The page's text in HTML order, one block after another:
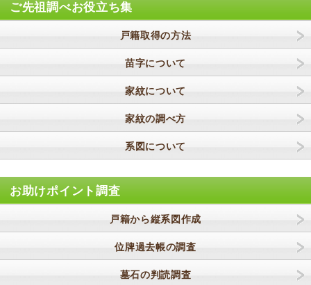
ご先祖調べお役立ち集
戸籍取得の方法
苗字について
家紋について
家紋の調べ方
系図について
お助けポイント調査
戸籍から縦系図作成
位牌過去帳の調査
墓石の判読調査